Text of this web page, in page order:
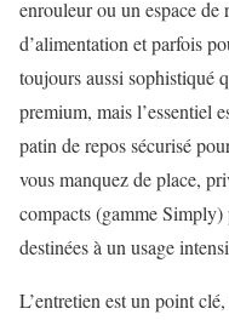
enrouleur ou un espace
d’alimentation et parfois
toujours aussi sophistiqué
premium, mais l’essentiel
patin de repos sécurisé
vous manquez de place,
compacts (gamme Simply)
destinées à un usage
L’entretien est un point